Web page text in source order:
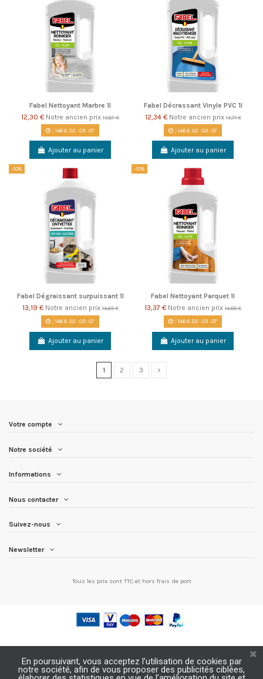
Fabel Nettoyant Marbre 1l
12,30 € Notre ancien prix 13,67 €
146d. 02 :03:06
Ajouter au panier
Fabel Décrassant Vinyle PVC 1l
12,34 € Notre ancien prix13,71 €
146d. 02 :03:06
Ajouter au panier
-10%
Fabel Dégraissant surpuissant 1l
13,19 € Notre ancien prix14,65 €
146d. 02 :03:06
Ajouter au panier
-10%
Fabel Nettoyant Parquet 1l
13,37 € Notre ancien prix 14,86 €
146d. 02 :03:06
Ajouter au panier
1 2 3
Votre compte
Notre société
Informations
Nous contacter
Suivez-nous
Newsletter
Tous les prix sont TTC et hors frais de port
En poursuivant, vous acceptez l’utilisation de cookies par
notre société, afin de vous proposer des publicités ciblées,